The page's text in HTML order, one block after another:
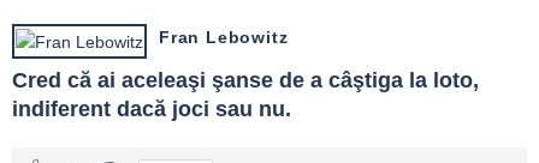
Fran Lebowitz
Cred că ai aceleaşi şanse de a câştiga la loto,
indiferent dacă joci sau nu.